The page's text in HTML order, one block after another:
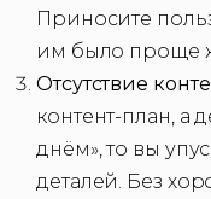
Приносите
им было проще
Отсутствие
контент-план, а
днём», то вы
деталей. Без